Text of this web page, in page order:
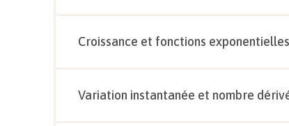
Croissance et fonctions exponentielles
Variation instantanée et nombre